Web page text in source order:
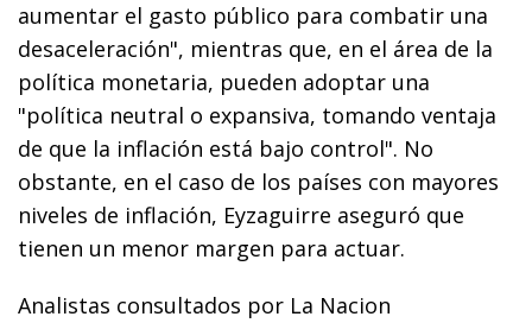
aumentar el gasto público para combatir una
desaceleración", mientras que, en el área de la
política monetaria, pueden adoptar una
"política neutral o expansiva, tomando ventaja
de que la inflación está bajo control". No
obstante, en el caso de los países con mayores
niveles de inflación, Eyzaguirre aseguró que
tienen un menor margen para actuar.
Analistas consultados por La Nacion